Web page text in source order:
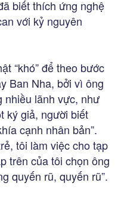
biết thích ứng nghệ
với kỷ nguyên
“khó” để theo bước
Ban Nha, bởi vì ông
nhiều lãnh vực, như
ký giả, người biết
cạnh nhân bản”.
tôi làm việc cho tạp
trên của tôi chọn ông
quyến rũ, quyến rũ”.